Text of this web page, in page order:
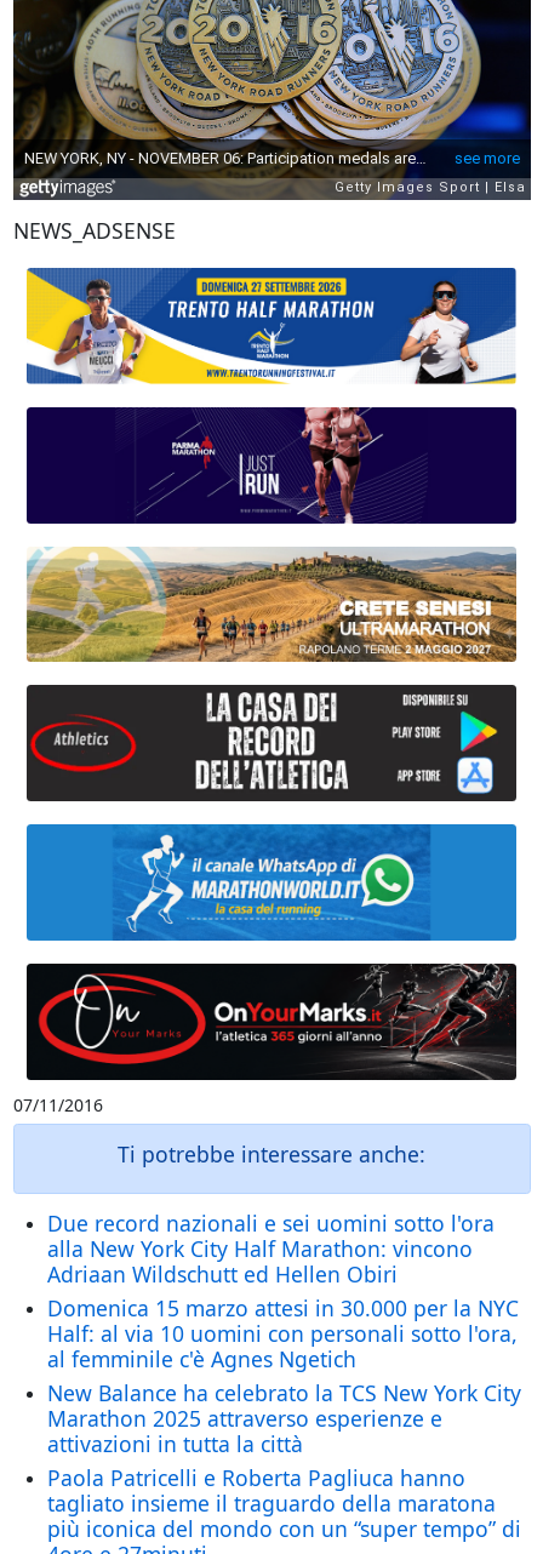
NEWS_ADSENSE
07/11/2016
Ti potrebbe interessare anche:
Due record nazionali e sei uomini sotto l'ora
alla New York City Half Marathon: vincono
Adriaan Wildschutt ed Hellen Obiri
Domenica 15 marzo attesi in 30.000 per la NYC
Half: al via 10 uomini con personali sotto l'ora,
al femminile c'è Agnes Ngetich
New Balance ha celebrato la TCS New York City
Marathon 2025 attraverso esperienze e
attivazioni in tutta la città
Paola Patricelli e Roberta Pagliuca hanno
tagliato insieme il traguardo della maratona
più iconica del mondo con un “super tempo” di